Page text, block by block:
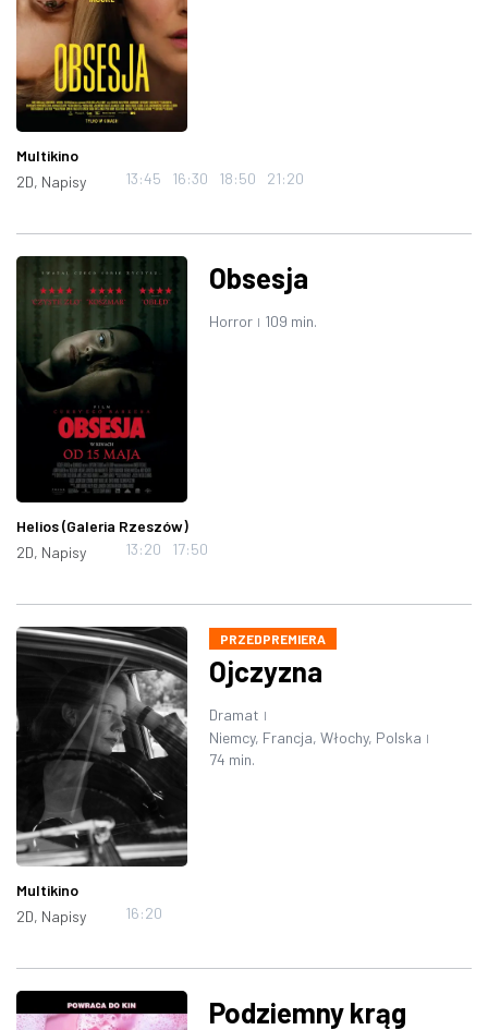
Multikino
2D, Napisy
13:45 16:30 18:50 21:20
Obsesja
Horror | 109 min.
Helios (Galeria Rzeszów)
2D, Napisy
13:20 17:50
PRZEDPREMIERA
Ojczyzna
Dramat |
Niemcy, Francja, Włochy, Polska |
74 min.
Multikino
2D, Napisy
16:20
Podziemny krąg